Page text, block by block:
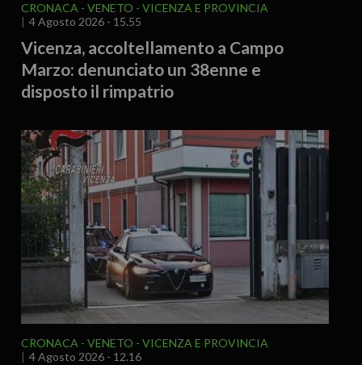
CRONACA VENETO
VICENZA E PROVINCIA
4 Agosto 2026 - 15.55
Vicenza, accoltellamento a Campo
Marzo: denunciato un 38enne e
disposto il rimpatrio
CRONACA VENETO
VICENZA E PROVINCIA
4 Agosto 2026 - 12.16